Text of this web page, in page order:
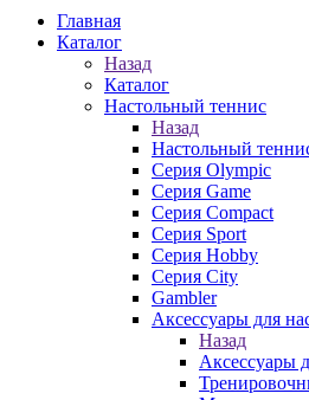
Главная
Каталог
Назад
Каталог
Настольный теннис
Назад
Настольный
Серия Olympic
Серия Game
Серия Compact
Серия Sport
Серия Hobby
Серия City
Gambler
Аксессуары для
Назад
Аксессуары